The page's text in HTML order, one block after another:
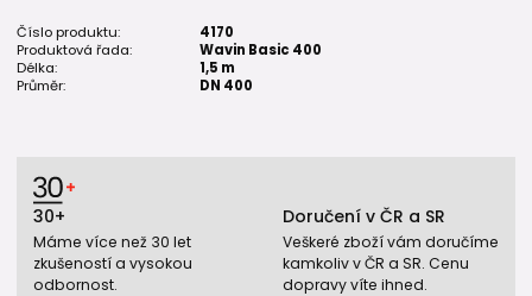
Číslo produktu:
4170
Produktová řada:
Wavin Basic 400
Délka:
1,5 m
Průměr:
DN 400
30+
Máme více než 30 let
zkušeností a vysokou
odbornost.
Doručení v ČR a SR
Veškeré zboží vám doručíme
kamkoliv v ČR a SR. Cenu
dopravy víte ihned.